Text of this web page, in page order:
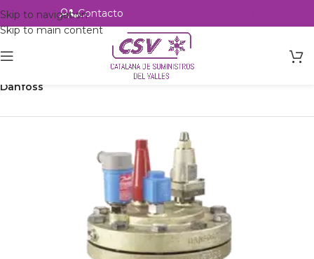
Skip to navigation
Skip to main content
Contacto
Refrigeración Control de circuito
Danfoss